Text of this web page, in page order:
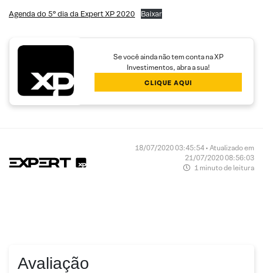
Agenda do 5° dia da Expert XP 2020 Baixar
Se você ainda não tem conta na XP
Investimentos, abra a sua!
CLIQUE AQUI
18/07/2020 03:45:54 • Atualizado em
21/07/2020 08:56:03
1 minuto de leitura
Avaliação